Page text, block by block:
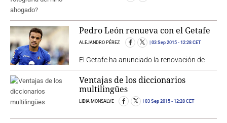
Pedro León renueva con el Getafe
ALEJANDRO PÉREZ 03 Sep 2015 - 12:28 CET
El Getafe ha anunciado la renovación de
Ventajas de los diccionarios
multilingües
LIDIA MONSALVE 03 Sep 2015 - 12:28 CET